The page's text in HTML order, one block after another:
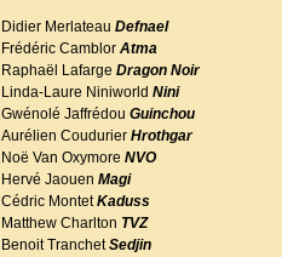
Didier Merlateau Defnael
Frédéric Camblor Atma
Raphaël Lafarge Dragon Noir
Linda-Laure Niniworld Nini
Gwénolé Jaffrédou Guinchou
Aurélien Coudurier Hrothgar
Noë Van Oxymore NVO
Hervé Jaouen Magi
Cédric MontetKaduss
Matthew Charlton TVZ
Benoit TranchetSedjin